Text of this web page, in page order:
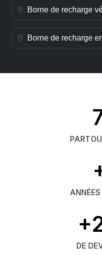
Borne de recharge
Borne de recharge
DE